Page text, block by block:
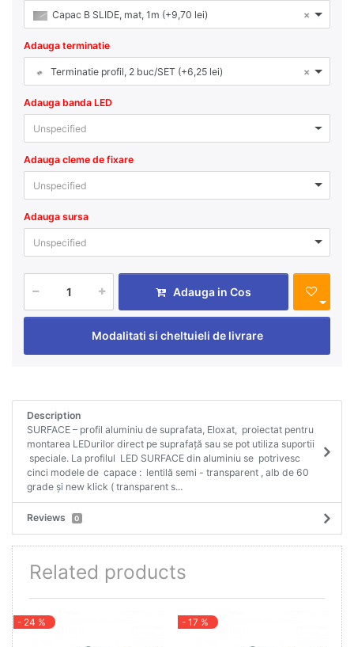
×
Capac B SLIDE, mat, 1m (+9,70 lei)
Adauga terminatie
×
Terminatie profil, 2 buc/SET (+6,25 lei)
Adauga banda LED
Unspecified
Adauga cleme de fixare
Unspecified
Adauga sursa
Unspecified
Adauga in Cos
Modalitati si cheltuieli de livrare
Description
SURFACE – profil aluminiu de suprafata, Eloxat, proiectat pentru
montarea LEDurilor direct pe suprafață sau se pot utiliza suportii
speciale. La profilul LED SURFACE din aluminiu se potrivesc
cinci modele de capace : lentilă semi - transparent , alb de 60
grade și new klick ( transparent s...
Reviews 0
Related products
- 24 % - 17 %